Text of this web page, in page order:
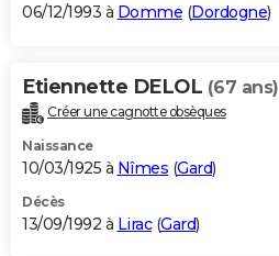
06/12/1993 à Domme (Dordogne)
Etiennette DELOL (67 ans)
Créer une cagnotte obsèques
Naissance
10/03/1925 à Nîmes (Gard)
Décès
13/09/1992 à Lirac(Gard)